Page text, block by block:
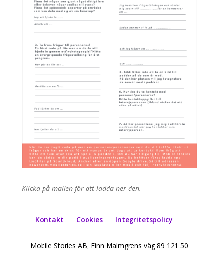
Klicka på mallen för att ladda ner den.
Kontakt Cookies Integritetspolicy
Mobile Stories AB, Finn Malmgrens väg 89 121 50